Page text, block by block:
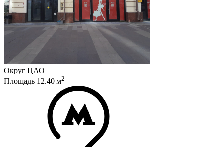
Округ ЦАО
Площадь 12.40 м2